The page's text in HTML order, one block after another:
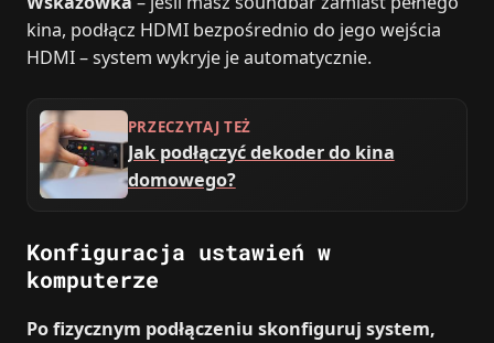
kina, podłącz HDMI bezpośrednio do jego wejścia
HDMI – system wykryje je automatycznie.
PRZECZYTAJ TEŻ
Jak podłączyć dekoder do kina
domowego?
Konfiguracja ustawień w
komputerze
Po fizycznym podłączeniu skonfiguruj system,